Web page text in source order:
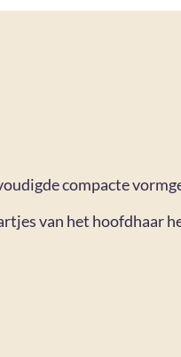
compacte
van het hoofdhaar